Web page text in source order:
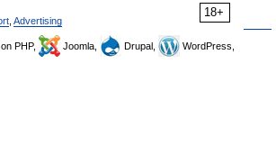
18+
Advertising
PHP, Joomla, Drupal,
WordPress,